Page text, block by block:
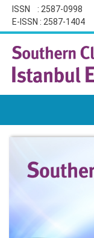
ISSN : 2587-0998
E-ISSN : 2587-1404